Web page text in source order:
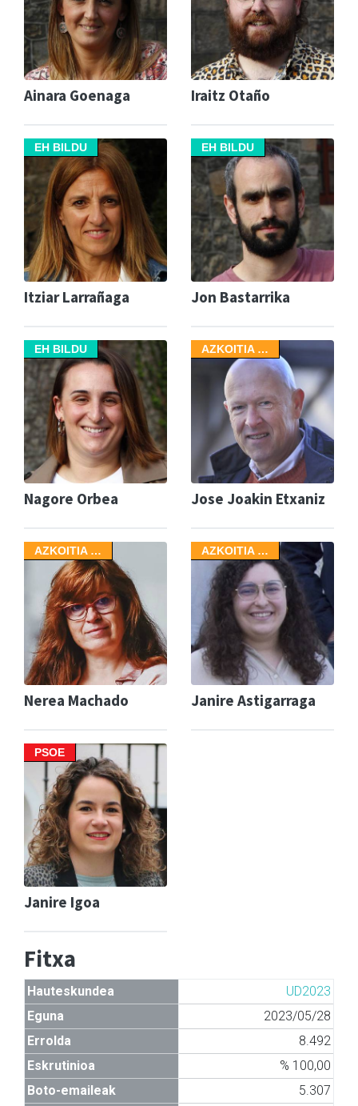
Ainara Goenaga Iraitz Otaño
EH BILDU
Itziar Larrañaga
EH BILDU
Jon Bastarrika
EH BILDU
Nagore Orbea
AZKOITIA …
Jose Joakin Etxaniz
AZKOITIA …
Nerea Machado
AZKOITIA …
Janire Astigarraga
PSOE
Janire Igoa
Fitxa
Hauteskundea
UD2023
Eguna
2023/05/28
Errolda
8.492
Eskrutinioa
% 100,00
Boto-emaileak
5.307